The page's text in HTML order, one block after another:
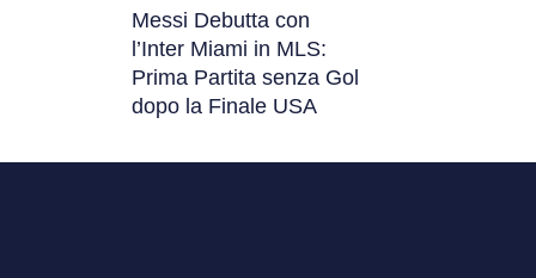
Messi Debutta con
l’Inter Miami in MLS:
Prima Partita senza Gol
dopo la Finale USA